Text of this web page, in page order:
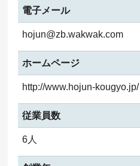
電子メール
hojun@zb.wakwak.com
ホームページ
http://www.hojun-kougyo.jp/
従業員数
6人